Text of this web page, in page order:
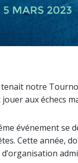
tenait notre
aux échecs
événement
Cette année,